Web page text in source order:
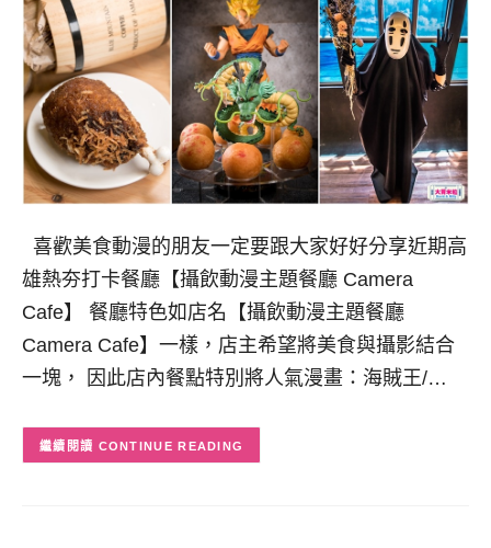
喜歡美食動漫的朋友一定要跟大家好好分享近期高
雄熱夯打卡餐廳【攝飲動漫主題餐廳 Camera
Cafe】 餐廳特色如店名【攝飲動漫主題餐廳
Camera Cafe】一樣，店主希望將美食與攝影結合
一塊， 因此店內餐點特別將人氣漫畫：海賊王/…
CONTINUE READING